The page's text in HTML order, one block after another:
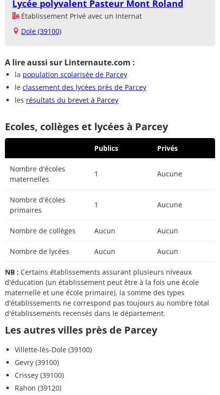
Lycée polyvalent Pasteur Mont Roland
Établissement Privé avec un internat
Dole (39100)
A lire aussi sur Linternaute.com :
la population scolarisée de Parcey
le classement des lycées près de Parcey
les résultats du brevet à Parcey
Ecoles, collèges et lycées à Parcey
Publics Privés
Nombre d'écoles
maternelles
1 Aucune
Nombre d'écoles
primaires
1 Aucune
Nombre de collèges Aucun Aucun
Nombre de lycées Aucun Aucun
NB : Certains établissements assurant plusieurs niveaux
d'éducation (un établissement peut être à la fois une école
maternelle et une école primaire), la somme des types
d'établissements ne correspond pas toujours au nombre total
d'établissements recensés dans le département.
Les autres villes près de Parcey
Villette-lès-Dole (39100)
Gevry (39100)
Crissey (39100)
Rahon (39120)